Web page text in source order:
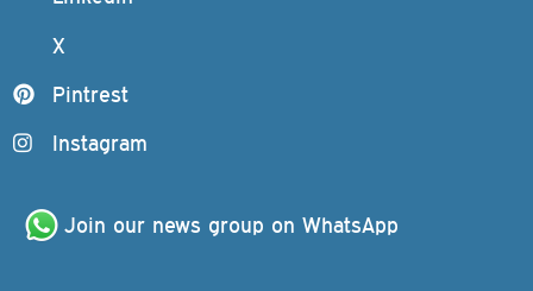
X
Pintrest
Instagram
Join our news group on WhatsApp